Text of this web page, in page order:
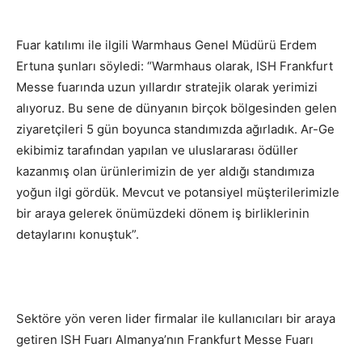
Fuar katılımı ile ilgili Warmhaus Genel Müdürü Erdem
Ertuna şunları söyledi: “Warmhaus olarak, ISH Frankfurt
Messe fuarında uzun yıllardır stratejik olarak yerimizi
alıyoruz. Bu sene de dünyanın birçok bölgesinden gelen
ziyaretçileri 5 gün boyunca standımızda ağırladık. Ar-Ge
ekibimiz tarafından yapılan ve uluslararası ödüller
kazanmış olan ürünlerimizin de yer aldığı standımıza
yoğun ilgi gördük. Mevcut ve potansiyel müşterilerimizle
bir araya gelerek önümüzdeki dönem iş birliklerinin
detaylarını konuştuk”.
Sektöre yön veren lider firmalar ile kullanıcıları bir araya
getiren ISH Fuarı Almanya’nın Frankfurt Messe Fuarı